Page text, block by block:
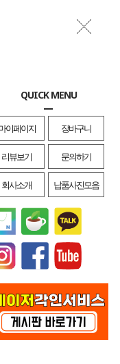
QUICK MENU
이페이지 장바구니
리뷰보기 문의하기
회사소개 납품사진모음
주문조회
용품 #EDC
레이져각인